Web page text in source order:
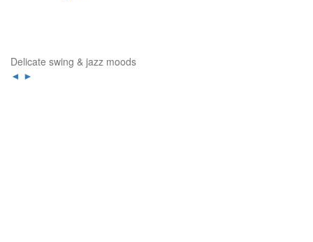
Delicate swing & jazz moods
◄ ►